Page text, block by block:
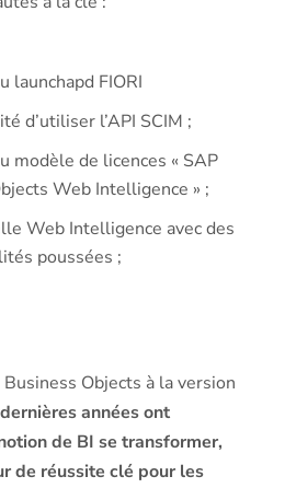
launchapd FIORI
d’utiliser l’API SCIM ;
modèle de licences « SAP
Web Intelligence » ;
Web Intelligence avec des
poussées ;
Objects à la version
années ont
de BI se transformer,
de réussite clé pour les